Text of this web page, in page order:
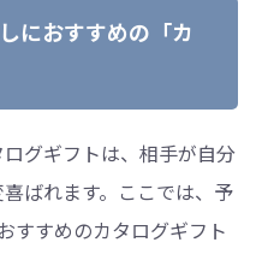
におすすめの「カ
グギフトは、相手が自分
ばれます。ここでは、予
すすめのカタログギフト